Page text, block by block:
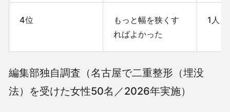
4位
もっと幅を狭くす
ればよかった
1人
編集部独自調査（名古屋で二重整形（埋没
法）を受けた女性50名／2026年実施）